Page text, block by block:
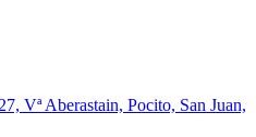
Vª Aberastain, Pocito, San Juan,